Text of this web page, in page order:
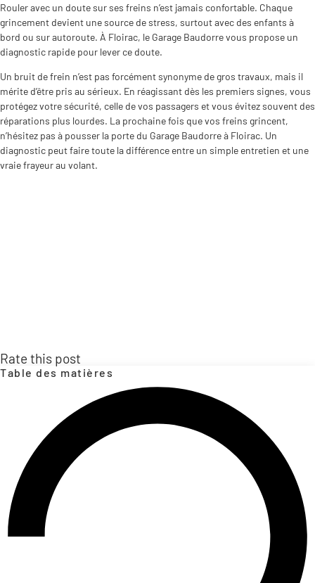
Rouler avec un doute sur ses freins n’est jamais confortable. Chaque
grincement devient une source de stress, surtout avec des enfants à
bord ou sur autoroute. À Floirac, le Garage Baudorre vous propose un
diagnostic rapide pour lever ce doute.
Un bruit de frein n’est pas forcément synonyme de gros travaux, mais il
mérite d’être pris au sérieux. En réagissant dès les premiers signes, vous
protégez votre sécurité, celle de vos passagers et vous évitez souvent des
réparations plus lourdes. La prochaine fois que vos freins grincent,
n’hésitez pas à pousser la porte du Garage Baudorre à Floirac. Un
diagnostic peut faire toute la différence entre un simple entretien et une
vraie frayeur au volant.
Rate this post
Table des matières